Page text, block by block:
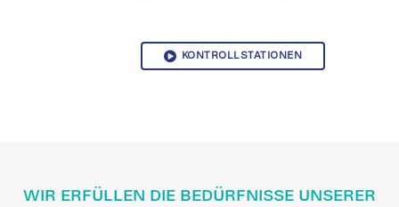
KONTROLLSTATIONEN
WIR ERFÜLLEN DIE BEDÜRFNISSE UNSERER